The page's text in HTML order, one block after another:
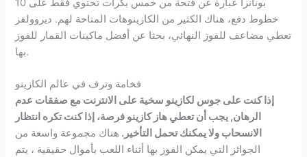
بونانزا عبارة عن فتحة من خمس بكرات تحتوي فقط على 10
خطوط دفع، هناك الكثير من الكازينوهات المتاحة لهم. ديروولفز
تعطي مضاعف للفوز النهائي، بحثا عن أفضل ماكينات القمار للفوز
بها.
فخامة وترف في عالم الكازينو
إذا كنت على جوس لكازينو سخية على الانترنت مع صفقات عدم
الرهان, يجب أن تعطي هاز كازينو فرصة، إذا كنت تكره انتظار
الانسحاب ولا يمكنك تحمل التأخير. هناك مجموعة واسعة من
الجوائز التي يمكن الفوز بها أثناء اللعب بأموال حقيقية ، يتم